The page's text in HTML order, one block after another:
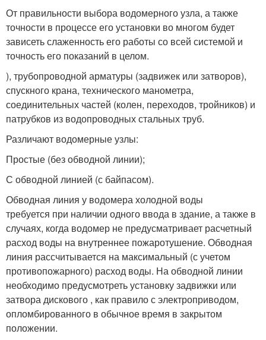
От правильности выбора водомерного узла, а также
точности в процессе его установки во многом будет
зависеть слаженность его работы со всей системой и
точность его показаний в целом.
), трубопроводной арматуры (задвижек или затворов),
спускного крана, технического манометра,
соединительных частей (колен, переходов, тройников) и
патрубков из водопроводных стальных труб.
Различают водомерные узлы:
Простые (без обводной линии);
С обводной линией (с байпасом).
Обводная линия у водомера холодной воды
требуется при наличии одного ввода в здание, а также в
случаях, когда водомер не предусматривает расчетный
расход воды на внутреннее пожаротушение. Обводная
линия рассчитывается на максимальный (с учетом
противопожарного) расход воды. На обводной линии
необходимо предусмотреть установку задвижки или
затвора дискового , как правило с электроприводом,
опломбированного в обычное время в закрытом
положении.